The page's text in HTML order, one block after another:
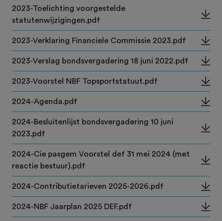
2023-Toelichting voorgestelde
statutenwijzigingen.pdf
2023-Verklaring Financiele Commissie 2023.pdf
2023-Verslag bondsvergadering 18 juni 2022.pdf
2023-Voorstel NBF Topsportstatuut.pdf
2024-Agenda.pdf
2024-Besluitenlijst bondsvergadering 10 juni
2023.pdf
2024-Cie pasgem Voorstel def 31 mei 2024 (met
reactie bestuur).pdf
2024-Contributietarieven 2025-2026.pdf
2024-NBF Jaarplan 2025 DEF.pdf